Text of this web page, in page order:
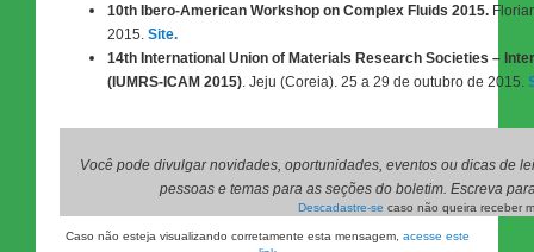
10th Ibero-American Workshop on Complex Fluids 2015.
2015. Site.
14th International Union of Materials Research Societies –
(IUMRS-ICAM 2015). Jeju (Coreia). 25 a 29 de outubro de 2015.
Você pode divulgar novidades, oportunidades, eventos ou dicas de
pessoas e temas para as seções do boletim. Escreva
Descadastre-se caso não queira receber
Caso não esteja visualizando corretamente esta mensagem, acesse este